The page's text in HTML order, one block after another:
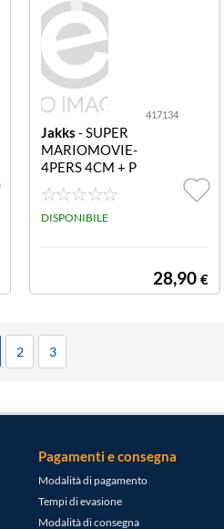
417134
Jakks - SUPER
MARIOMOVIE-
4PERS 4CM + P
LST 417134 Su
per Mario Movi
e playset spring
DISPONIBILE
28,90 €
2 3
Pagamenti e consegna
Modalità di pagamento
Tempi di evasione
Modalità di consegna